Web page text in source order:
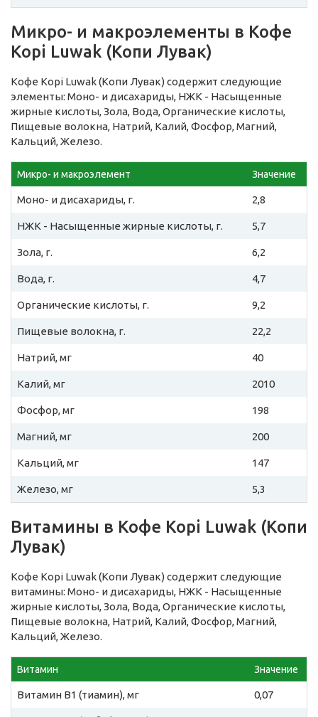
Микро- и макроэлементы в Кофе
Kopi Luwak (Копи Лувак)
Кофе Kopi Luwak (Копи Лувак) содержит следующие
элементы: Моно- и дисахариды, НЖК - Насыщенные
жирные кислоты, Зола, Вода, Органические кислоты,
Пищевые волокна, Натрий, Калий, Фосфор, Магний,
Кальций, Железо.
Микро- и макроэлемент Значение
Моно- и дисахариды, г. 2,8
НЖК - Насыщенные жирные кислоты, г. 5,7
Зола, г. 6,2
Вода, г. 4,7
Органические кислоты, г. 9,2
Пищевые волокна, г. 22,2
Натрий, мг 40
Калий, мг 2010
Фосфор, мг 198
Магний, мг 200
Кальций, мг 147
Железо, мг 5,3
Витамины в Кофе Kopi Luwak (Копи
Лувак)
Кофе Kopi Luwak (Копи Лувак) содержит следующие
витамины: Моно- и дисахариды, НЖК - Насыщенные
жирные кислоты, Зола, Вода, Органические кислоты,
Пищевые волокна, Натрий, Калий, Фосфор, Магний,
Кальций, Железо.
Витамин Значение
Витамин B1 (тиамин), мг 0,07